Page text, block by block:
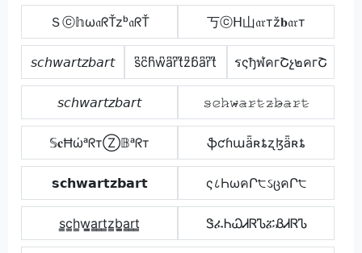
Ｓⓒ𝕙ω𝔞ᖇŤzᵇ𝔞ᖇŤ 丂ⓒᕼ山𝔞𝔯тž𝐛𝔞𝔯т
𝘴𝘤𝘩𝘸𝘢𝘳𝘵𝘻𝘣𝘢𝘳𝘵 s͆c͆h͆w͆a͆r͆t͆z͆b͆a͆r͆t͆ รςђฬคгՇչ๒คгՇ
𝘴𝘤𝘩𝘸𝘢𝘳𝘵𝘻𝘣𝘢𝘳𝘵 𝚜̷𝚌̷𝚑̷𝚠̷̴𝚊̷𝚛̷𝚝̷𝚣̷𝚋̷̴𝚊̷𝚛̷𝚝̷
𝕊𝐜ĦώᵃᖇтⓏ𝔹ᵃᖇт ֆƈɦաǟʀȶʐɮǟʀȶ
𝘀𝗰𝗵𝘄𝗮𝗿𝘁𝘇𝗯𝗮𝗿𝘁 ς८ҺωคՐ੮ઽცคՐ੮
s̳c̳h̳w̳̲a̳r̳t̳z̳b̳̲a̳r̳t̳ ᏕፈᏂᏇᏗᏒᏖፚᏰᏗᏒᏖ